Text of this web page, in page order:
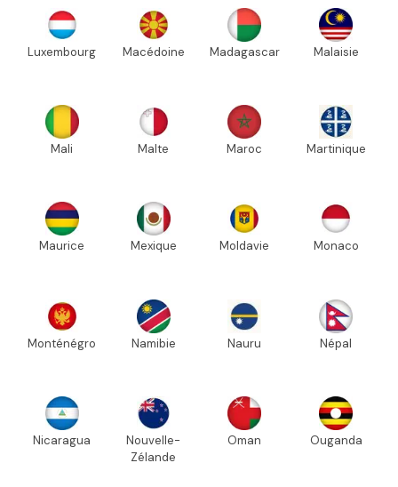
Luxembourg Macédoine Madagascar Malaisie
Mali Malte Maroc Martinique
Maurice Mexique Moldavie Monaco
Monténégro Namibie Nauru Népal
Nicaragua
Nouvelle-
Zélande
Oman Ouganda